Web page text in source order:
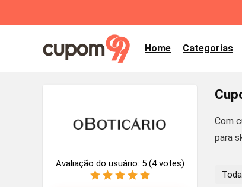
Home Categorias
Com
para
Avaliação do usuário: 5 (4votes)